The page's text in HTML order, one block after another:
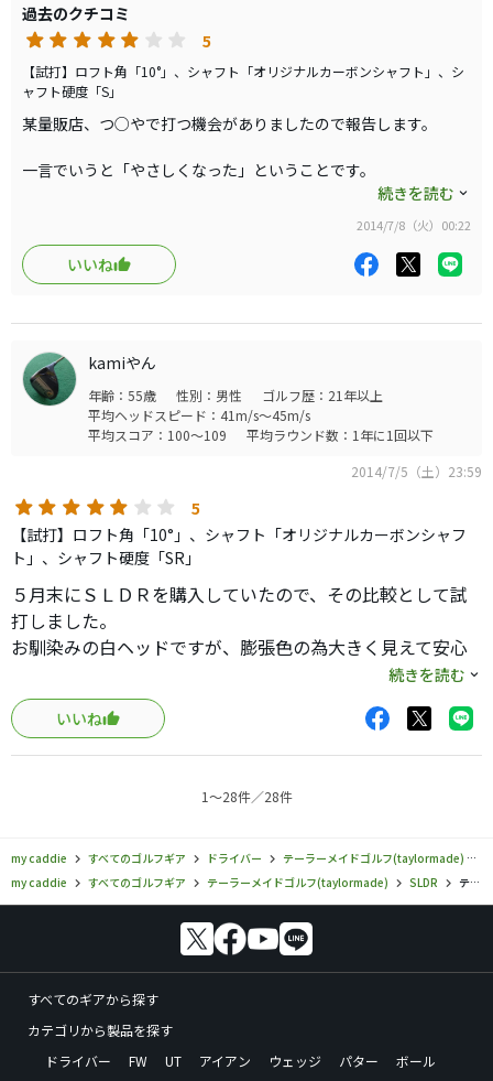
ラウンド前で時間もなかったし、元々買う気もない興味本
位の試打でしたから、あまり詳しくわかりませんけどね。
理由は一つ、「ヘッド重量が重すぎる」
以前から私はドライバーが苦手で３Ｗは得意なタイプでし
た。ですのでゴルフを始めた時から飛距離はドライバーで
思っていた中、ついに発売されたのがこのクラブ。即効購
仕様はロフト12°、ヘッド容積は260CC。
まさしく理想のスペックだと思いました。商品が届くまで
しかし実際に届いてみるとUSモデル（12°はUSしかありま
せん）はシャフトが太く寸胴に感じ何よりも重い。
おそらくシャフトのせいだと思い、ツアーADのPT6Sにリシ
ャフトするも重い。クラブ重量が350ｇほどでバランスＤ
−８です。（最終的にカウンターバランスを入れて370ｇの
Ｄ−３にしました）
このレベルの重量になると他のクラブとの互換性（ドライ
バーつかまりすぎ、ミニドライバーはドスライス）がとれ
このクラブをドライバーとして単品で考えるならオッケー
でしょうがドライバーや他のフェアウェイウッドとティー
ショットで使い分けようとして使用するのはあまりに危険
です。
それを踏まえた上での購入を検討してください。
タイミングで打つならばちゃんとつかまりますので理想の
一本といってもいいでしょう。
今回テーラーがやっと「俺の求めるクラブを作ってくれ
た」と思いましたがまだ先は長いようです。今度はもっと
コスト掛かっていいのでチタンで軽量化したものを発売し
てくれるのを待っています。(笑)
過去のクチコミ
5
【試打】ロフト角「10°」、シャフト「オリジナルカーボンシャフト」、シ
ャフト硬度「S」
某量販店、つ○やで打つ機会がありましたので報告します。
一言でいうと「やさしくなった」ということです。
前作のSLDRに比べかなり簡単に飛ぶようになったという印象で
す。
特徴としては…
?前作がややフックフェースだったのが今作はわりとニュートラ
ルになった。
軽くなったというのは一番の強みだと思います。ユーザーの裾野
が広がるとともにヘッドスピード速めの方もより振れるようにな
即買いしたいところですがつい先日SLDRTPを購入してしまった
ためマークダウンするのを待ちたいと思います。
続きを読む
2014/7/8（火）00:22
いいね
kamiやん
年齢：55歳 性別：男性
ゴルフ歴：21年以上
平均ヘッドスピード：41m/s～45m/s
平均スコア：100～109
平均ラウンド数：1年に1回以下
2014/7/5（土）23:59
5
【試打】ロフト角「10°」、シャフト「オリジナルカーボンシャフ
ト」、シャフト硬度「SR」
５月末にＳＬＤＲを購入していたので、その比較として試
打しました。
お馴染みの白ヘッドですが、膨張色の為大きく見えて安心
できます。球は上がりやすく、ＳＬＤＲよりロフトダウン
出来ると思います。飛距離、方向性はあまり変わりませ
ん。重量が若干軽いので非力な方に向いていると感じま
す。
い等、ＳＬＤＲが安く購入出来る状況ではあまり魅力を感
続きを読む
いいね
1〜28件／28件
my caddie すべてのゴルフギア ドライバー テーラーメイドゴルフ(taylormade)
my caddie
すべてのゴルフギア テーラーメイドゴルフ(taylormade) SLDR テーラーメイドゴルフ／SLDR／SLDR S ドライバーの口コミ評価一覧
すべてのギアから探す
カテゴリから製品を探す
ドライバー
FW UT アイアン ウェッジ パター ボール